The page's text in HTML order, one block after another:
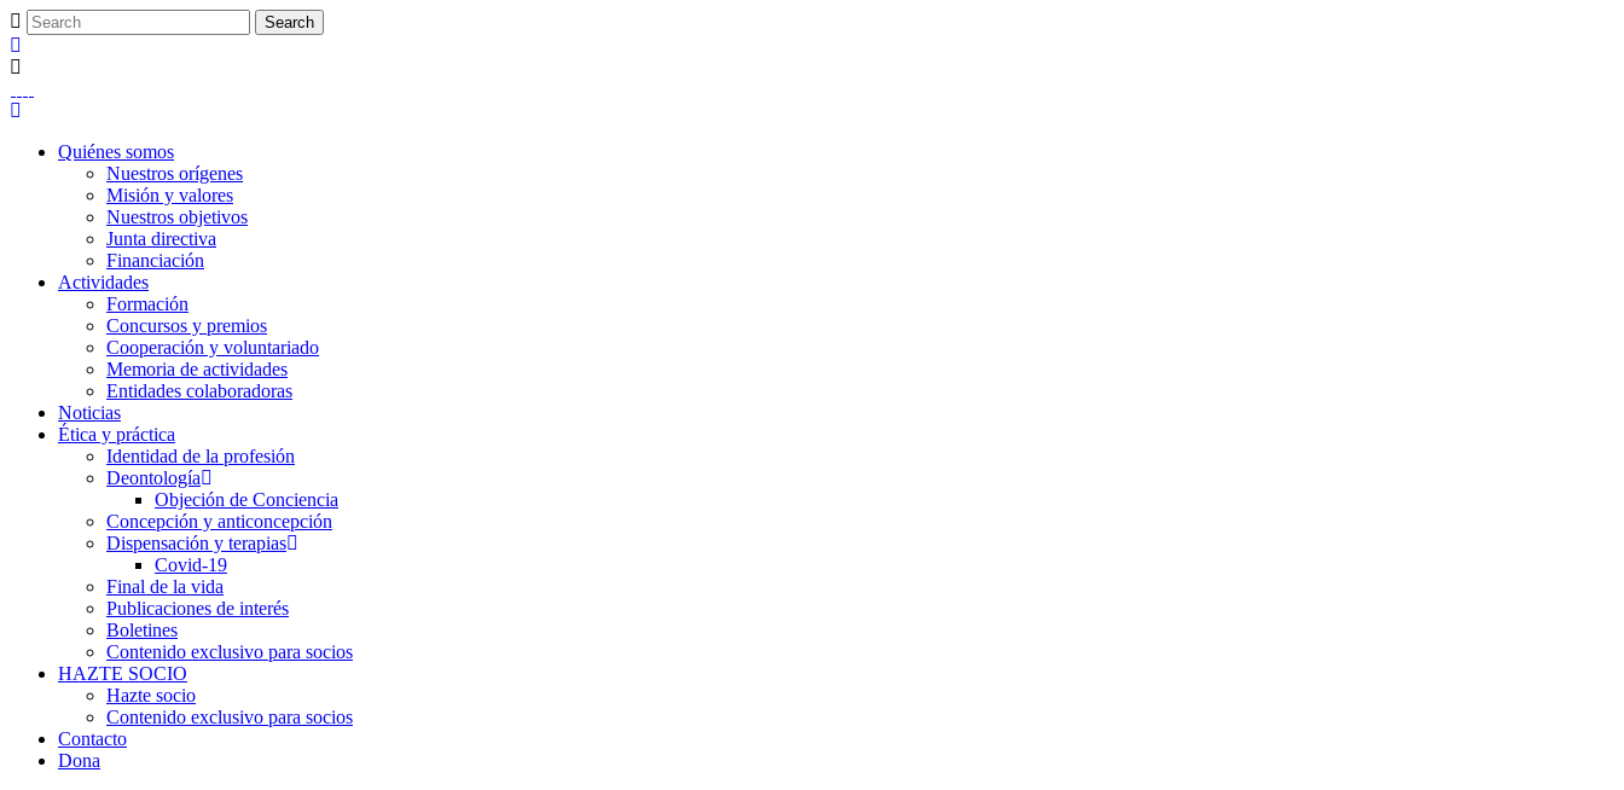
Quiénes somos
Nuestros orígenes
Misión y valores
Nuestros objetivos
Junta directiva
Financiación
Actividades
Formación
Concursos y premios
Cooperación y voluntariado
Memoria de actividades
Entidades colaboradoras
Noticias
Ética y práctica
Identidad de la profesión
Deontología
Objeción de Conciencia
Concepción y anticoncepción
Dispensación y terapias
Covid-19
Final de la vida
Publicaciones de interés
Boletines
Contenido exclusivo para socios
HAZTE SOCIO
Hazte socio
Contenido exclusivo para socios
Contacto
Dona